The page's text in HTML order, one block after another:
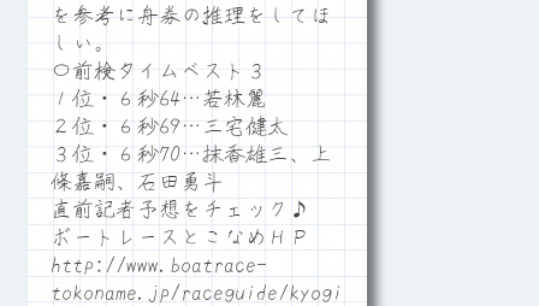
を参考に舟券の推理をしてほ
しい。
〇前検タイムベスト３
１位・６秒64…若林麗
２位・６秒69…三宅健太
３位・６秒70…抹香雄三、上
條嘉嗣、石田勇斗
直前記者予想をチェック♪
ボートレースとこなめＨＰ
http://www.boatrace-
tokoname.jp/raceguide/kyogi06